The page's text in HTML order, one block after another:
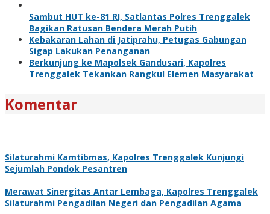
Sambut HUT ke-81 RI, Satlantas Polres Trenggalek
Bagikan Ratusan Bendera Merah Putih
Kebakaran Lahan di Jatiprahu, Petugas Gabungan
Sigap Lakukan Penanganan
Berkunjung ke Mapolsek Gandusari, Kapolres
Trenggalek Tekankan Rangkul Elemen Masyarakat
Komentar
Silaturahmi Kamtibmas, Kapolres Trenggalek Kunjungi
Sejumlah Pondok Pesantren
Merawat Sinergitas Antar Lembaga, Kapolres Trenggalek
Silaturahmi Pengadilan Negeri dan Pengadilan Agama